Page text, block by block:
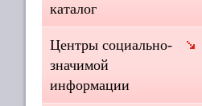
каталог
Центры социально-
значимой
информации